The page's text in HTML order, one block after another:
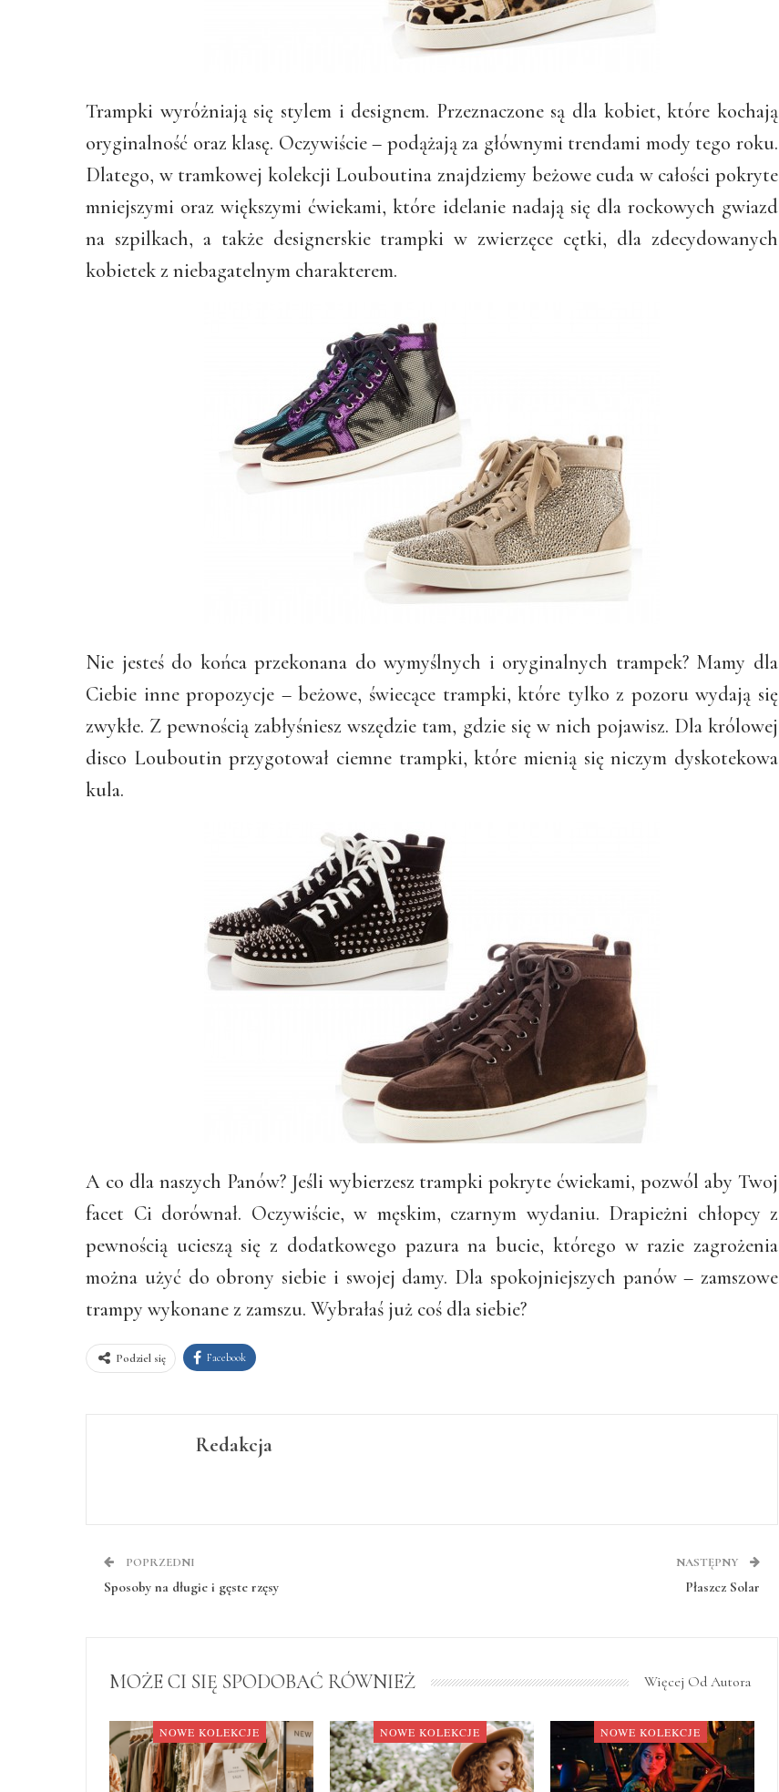
Trampki wyróżniają się stylem i designem. Przeznaczone są dla kobiet, które kochają
oryginalność oraz klasę. Oczywiście – podążają za głównymi trendami mody tego roku.
Dlatego, w tramkowej kolekcji Louboutina znajdziemy beżowe cuda w całości pokryte
mniejszymi oraz większymi ćwiekami, które idelanie nadają się dla rockowych gwiazd
na szpilkach, a także designerskie trampki w zwierzęce cętki, dla zdecydowanych
kobietek z niebagatelnym charakterem.
Nie jesteś do końca przekonana do wymyślnych i oryginalnych trampek? Mamy dla
Ciebie inne propozycje – beżowe, świecące trampki, które tylko z pozoru wydają się
zwykłe. Z pewnością zabłyśniesz wszędzie tam, gdzie się w nich pojawisz. Dla królowej
disco Louboutin przygotował ciemne trampki, które mienią się niczym dyskotekowa
kula.
A co dla naszych Panów? Jeśli wybierzesz trampki pokryte ćwiekami, pozwól aby Twoj
facet Ci dorównał. Oczywiście, w męskim, czarnym wydaniu. Drapieżni chłopcy z
pewnością ucieszą się z dodatkowego pazura na bucie, którego w razie zagrożenia
można użyć do obrony siebie i swojej damy. Dla spokojniejszych panów – zamszowe
trampy wykonane z zamszu. Wybrałaś już coś dla siebie?
Podziel się Facebook
Redakcja
POPRZEDNI
Sposoby na długie i gęste rzęsy
NASTĘPNY
Płaszcz Solar
MOŻE CI SIĘ SPODOBAĆ RÓWNIEŻ Więcej Od Autora
NOWE KOLEKCJE NOWE KOLEKCJE NOWE KOLEKCJE